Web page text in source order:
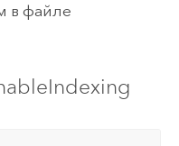
в файле